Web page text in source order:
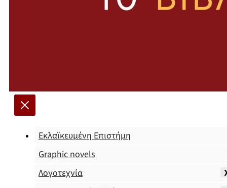
Εκλαϊκευμένη Επιστήμη
Graphic novels
Λογοτεχνία